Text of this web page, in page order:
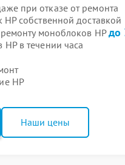
при отказе от ремонта
собственной доставкой
моноблоков HPдо
в течении часа
HP
Наши цены